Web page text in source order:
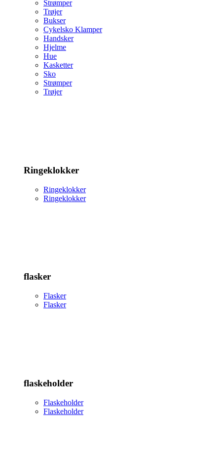
Strømper
Trøjer
Bukser
Cykelsko Klamper
Handsker
Hjelme
Hue
Kasketter
Sko
Strømper
Trøjer
Ringeklokker
Ringeklokker
Ringeklokker
flasker
Flasker
Flasker
flaskeholder
Flaskeholder
Flaskeholder